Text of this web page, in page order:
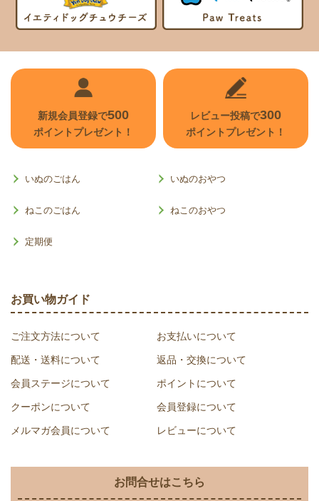
新規会員登録で500
ポイントプレゼント！
レビュー投稿で300
ポイントプレゼント！
いぬのごはん いぬのおやつ
ねこのごはん ねこのおやつ
定期便
お買い物ガイド
ご注文方法について お支払いについて
配送・送料について 返品・交換について
会員ステージについて ポイントについて
クーポンについて 会員登録について
メルマガ会員について レビューについて
お問合せはこちら